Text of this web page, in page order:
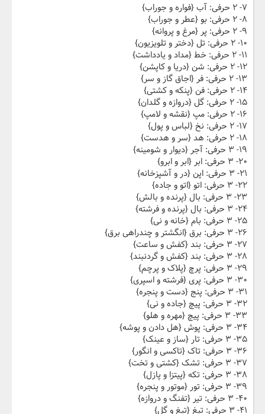
۷- ۲ حرفی: آب {فواره و جوراب}
۸- ۲ حرفی: بو {عطر و جوراب}
۹- ۲ حرفی: پر {مرغ و پروانه}
۱۰- ۲ حرفی: تل {دختر و تلویزیون}
۱۱- ۲ حرفی: خط {مداد و یادداشت}
۱۲- ۲ حرفی: شن {دریا و کاپشن}
۱۳- ۲ حرفی: فر {اجاق گاز و سر}
۱۴- ۲ حرفی: فن {پنکه و کشتی}
۱۵- ۲ حرفی: گل {دروازه و گلدان}
۱۶- ۲ حرفی: مپ {نقشه و لامپ}
۱۷- ۲ حرفی: نخ {لباس و پول}
۱۸- ۲ حرفی: هد {سر و هدست}
۱۹- ۳ حرفی: آجر {دیوار و شومینه}
۲۰- ۳ حرفی: ابر {ابر و ابرو}
۲۱- ۳ حرفی: اپن {در و آشپزخانه}
۲۲- ۳ حرفی: اتو {اتو و جاده}
۲۳- ۳ حرفی: بال {پرنده و بالش}
۲۴- ۳ حرفی: بال {پرنده و فرشته}
۲۵- ۳ حرفی: بام {خانه و نی}
۲۶- ۳ حرفی: برق {انگشتر و چندراهی برق}
۲۷- ۳ حرفی: بند {کفش و ساعت}
۲۸- ۳ حرفی: بند {کفش و گردنبند}
۲۹- ۳ حرفی: پرچ {پلاک و پرچم}
۳۰- ۳ حرفی: پری {فرشته و اسپری}
۳۱- ۳ حرفی: پنج {دست و پنجره}
۳۲- ۳ حرفی: پیچ {جاده و نی}
۳۳- ۳ حرفی: پیچ {مهره و هلو}
۳۴- ۳ حرفی: پوش {هل دادن و پوشه}
۳۵- ۳ حرفی: تار {ساز و عینک}
۳۶- ۳ حرفی: تاک {تاکسی و انگور}
۳۷- ۳ حرفی: تشک {کشتی و تخت}
۳۸- ۳ حرفی: تکه {پیتزا و پازل}
۳۹- ۳ حرفی: تور {موتور و پنجره}
۴۰- ۳ حرفی: تیر {تفنگ و دروازه}
۴۱- ۳ حرفی: تیغ {تیغ و گل}